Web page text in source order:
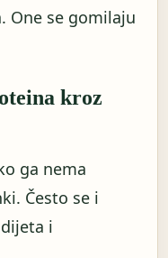
One se gomilaju
kroz
ga nema
Često se i
i